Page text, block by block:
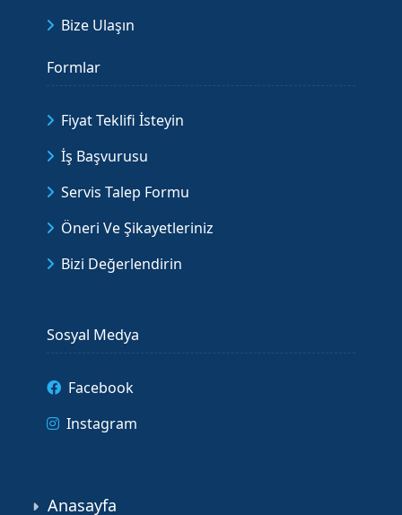
Bize Ulaşın
Formlar
Fiyat Teklifi İsteyin
İş Başvurusu
Servis Talep Formu
Öneri Ve Şikayetleriniz
Bizi Değerlendirin
Sosyal Medya
Facebook
Instagram
Anasayfa